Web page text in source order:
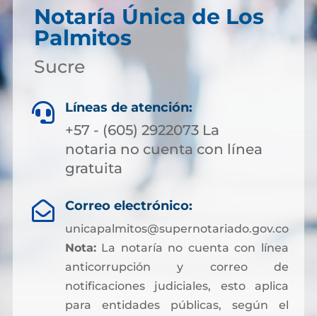
Notaría Única de Los
Palmitos
Sucre
 Líneas de atención:
+57 - (605) 2922073 La
notaria no cuenta con línea
gratuita
 Correo electrónico:
unicapalmitos@supernotariado.gov.co
Nota:La notaría no cuenta con línea
anticorrupción y correo de
notificaciones judiciales, esto aplica
para entidades públicas, según el